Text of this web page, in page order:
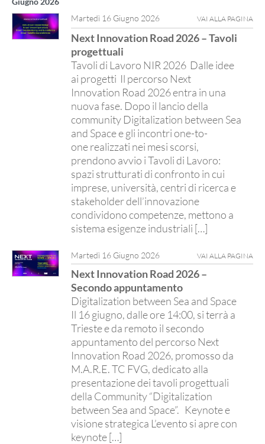
Martedì 16 Giugno 2026
VAI ALLA PAGINA
Next Innovation Road 2026 – Tavoli
progettuali
Tavoli di Lavoro NIR 2026 Dalle idee
ai progetti Il percorso Next
Innovation Road 2026 entra in una
nuova fase. Dopo il lancio della
community Digitalization between Sea
and Space e gli incontri one-to-
one realizzati nei mesi scorsi,
prendono avvio i Tavoli di Lavoro:
spazi strutturati di confronto in cui
imprese, università, centri di ricerca e
stakeholder dell’innovazione
condividono competenze, mettono a
sistema esigenze industriali […]
Martedì 16 Giugno 2026 VAI ALLA PAGINA
Next Innovation Road 2026 –
Secondo appuntamento
Digitalization between Sea and Space
Il 16 giugno, dalle ore 14:00, si terrà a
Trieste e da remoto il secondo
appuntamento del percorso Next
Innovation Road 2026, promosso da
M.A.R.E. TC FVG, dedicato alla
presentazione dei tavoli progettuali
della Community “Digitalization
between Sea and Space”. Keynote e
visione strategica L’evento si apre con
keynote […]